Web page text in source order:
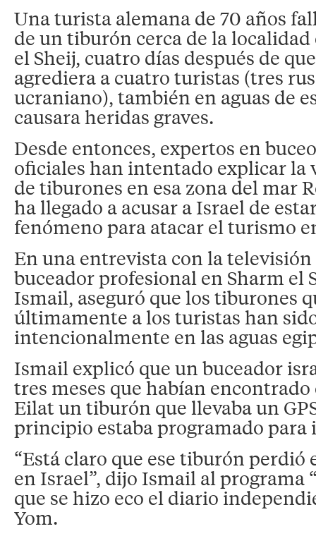
Una turista alemana de 70 años
de un tiburón cerca de la localidad
el Sheij, cuatro días después de
agrediera a cuatro turistas (tres
ucraniano), también en aguas de
causara heridas graves.
Desde entonces, expertos en
oficiales han intentado explicar la
de tiburones en esa zona del mar
ha llegado a acusar a Israel de
fenómeno para atacar el turismo
En una entrevista con la
buceador profesional en Sharm el
Ismail, aseguró que los tiburones
últimamente a los turistas han
intencionalmente en las aguas
Ismail explicó que un buceador
tres meses que habían
Eilat un tiburón que llevaba un
principio estaba programado para
“Está claro que ese tiburón
en Israel”, dijo Ismail al programa
que se hizo eco el diario
Yom.